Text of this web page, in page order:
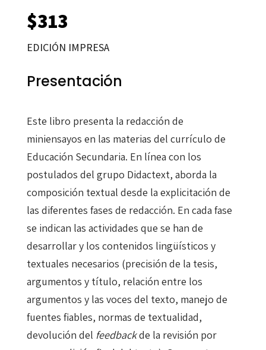
$313
EDICIÓN IMPRESA
Presentación
Este libro presenta la redacción de
miniensayos en las materias del currículo de
Educación Secundaria. En línea con los
postulados del grupo Didactext, aborda la
composición textual desde la explicitación de
las diferentes fases de redacción. En cada fase
se indican las actividades que se han de
desarrollar y los contenidos lingüísticos y
textuales necesarios (precisión de la tesis,
argumentos y título, relación entre los
argumentos y las voces del texto, manejo de
fuentes fiables, normas de textualidad,
devolución del feedbackde la revisión por